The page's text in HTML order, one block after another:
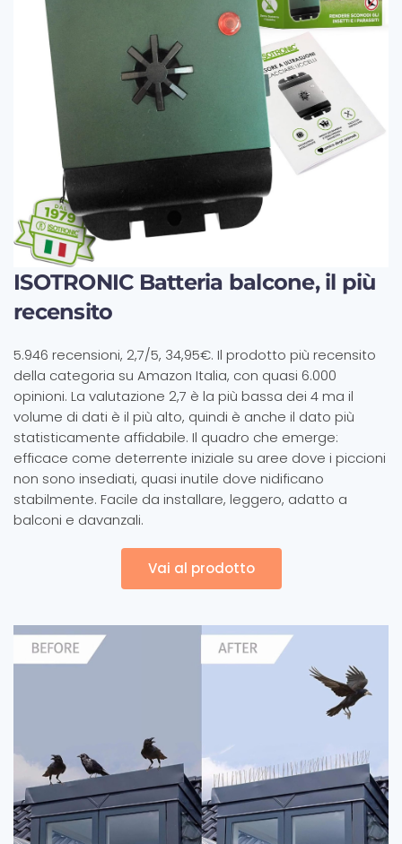
ISOTRONIC Batteria balcone, il più
recensito
5.946 recensioni, 2,7/5, 34,95€. Il prodotto più recensito
della categoria su Amazon Italia, con quasi 6.000
opinioni. La valutazione 2,7 è la più bassa dei 4 ma il
volume di dati è il più alto, quindi è anche il dato più
statisticamente affidabile. Il quadro che emerge:
efficace come deterrente iniziale su aree dove i piccioni
non sono insediati, quasi inutile dove nidificano
stabilmente. Facile da installare, leggero, adatto a
balconi e davanzali.
Vai al prodotto